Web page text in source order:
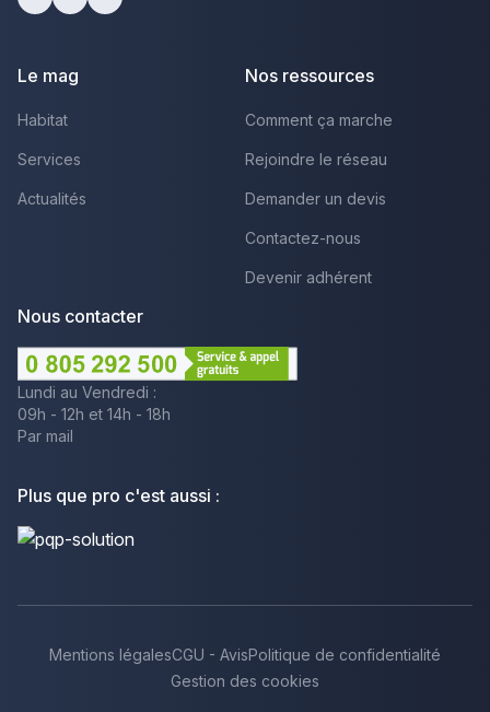
Le mag
Habitat
Services
Actualités
Nos ressources
Comment ça marche
Rejoindre le réseau
Demander un devis
Contactez-nous
Devenir adhérent
Nous contacter
Lundi au Vendredi :
09h - 12h et 14h - 18h
Par mail
Plus que pro c'est aussi :
Mentions légalesCGU - AvisPolitique de confidentialité
Gestion des cookies